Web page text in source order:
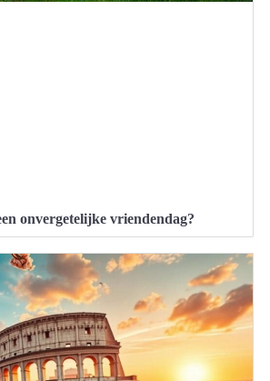
onvergetelijke vriendendag?